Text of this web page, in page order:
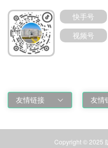
快手号
视频号
友情链接 友情
Copyright © 2025